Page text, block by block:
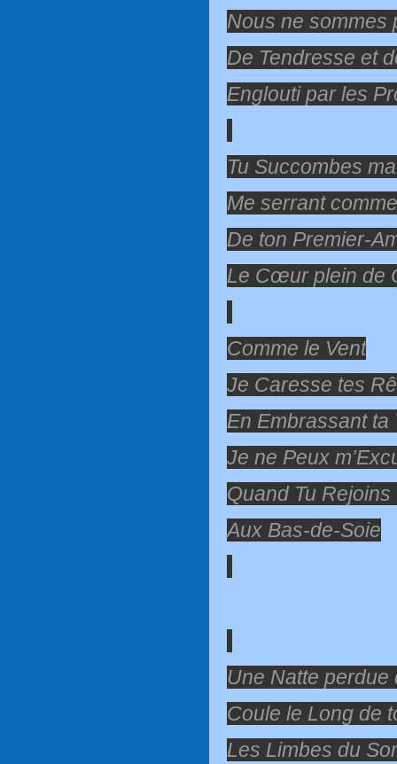
Nous ne sommes
De Tendresse et
Englouti par les
Tu Succombes
Me serrant
De ton Premier-
Le Cœur plein de
Comme le Vent
Je Caresse tes
En Embrassant ta
Je ne Peux
Quand Tu
Aux Bas-de-Soie
Une Natte
Coule le Long de
Les Limbes du